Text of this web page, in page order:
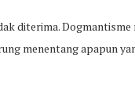
diterima.
menentang apapun